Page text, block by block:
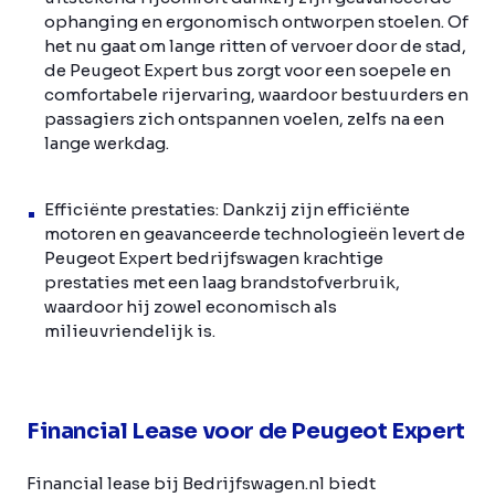
ophanging en ergonomisch ontworpen stoelen. Of
het nu gaat om lange ritten of vervoer door de stad,
de Peugeot Expert bus zorgt voor een soepele en
comfortabele rijervaring, waardoor bestuurders en
passagiers zich ontspannen voelen, zelfs na een
lange werkdag.
Efficiënte prestaties: Dankzij zijn efficiënte
motoren en geavanceerde technologieën levert de
Peugeot Expert bedrijfswagen krachtige
prestaties met een laag brandstofverbruik,
waardoor hij zowel economisch als
milieuvriendelijk is.
Financial Lease voor de Peugeot Expert
Financial lease bij Bedrijfswagen.nl biedt